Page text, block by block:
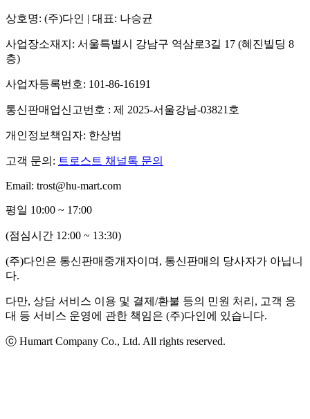
상호명: (주)다인 | 대표: 나승균
사업장소재지: 서울특별시 강남구 역삼로3길 17 (혜진빌딩 8
층)
사업자등록번호: 101-86-16191
통신판매업신고번호 : 제 2025-서울강남-03821호
개인정보책임자: 한상범
고객 문의: 트로스트 채널톡 문의
Email: trost@hu-mart.com
평일 10:00 ~ 17:00
(점심시간 12:00 ~ 13:30)
(주)다인은 통신판매중개자이며, 통신판매의 당사자가 아닙니
다.
다만, 상담 서비스 이용 및 결제/환불 등의 민원 처리, 고객 응
대 등 서비스 운영에 관한 책임은 (주)다인에 있습니다.
ⓒ Humart Company Co., Ltd. All rights reserved.